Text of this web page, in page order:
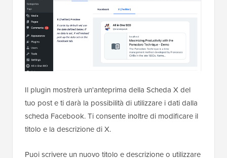
Il plugin mostrerà un'anteprima della Scheda X del
tuo post e ti darà la possibilità di utilizzare i dati dalla
scheda Facebook. Ti consente inoltre di modificare il
titolo e la descrizione di X.
Puoi scrivere un nuovo titolo e descrizione o utilizzare